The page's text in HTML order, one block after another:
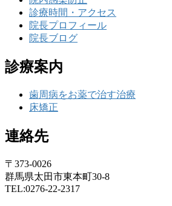
診療時間・アクセス
院長プロフィール
院長ブログ
診療案内
歯周病をお薬で治す治療
床矯正
連絡先
〒373-0026
群馬県太田市東本町30-8
TEL:0276-22-2317